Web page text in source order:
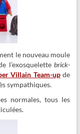
le nouveau moule
l’exosquelettebrick-
Villain Team-upde
sympathiques.
normales, tous les